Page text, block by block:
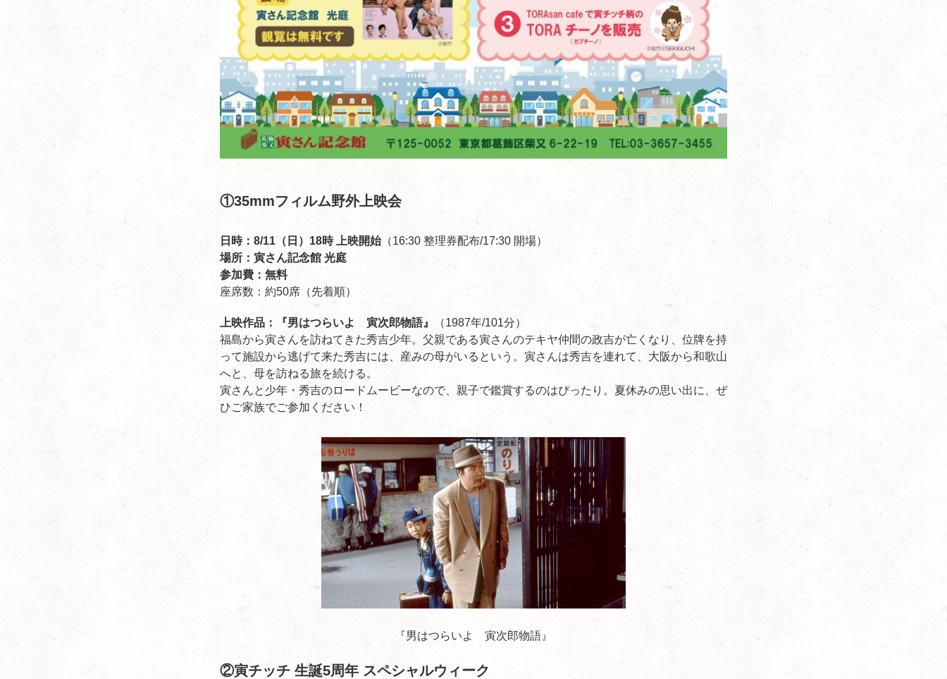
①35mmフィルム野外上映会
日時：8/11（日）18時 上映開始（16:30 整理券配布/17:30 開場）
場所：寅さん記念館 光庭
参加費：無料
座席数：約50席（先着順）
上映作品：『男はつらいよ 寅次郎物語』
（1987年/101分）
福島から寅さんを訪ねてきた秀吉少年。父親である寅さんのテキヤ仲間の政吉が亡くなり、位牌を持
って施設から逃げて来た秀吉には、産みの母がいるという。寅さんは秀吉を連れて、大阪から和歌山
へと、母を訪ねる旅を続ける。
寅さんと少年・秀吉のロードムービーなので、親子で鑑賞するのはぴったり。夏休みの思い出に、ぜ
ひご家族でご参加ください！
『男はつらいよ 寅次郎物語』
②寅チッチ 生誕5周年 スペシャルウィーク